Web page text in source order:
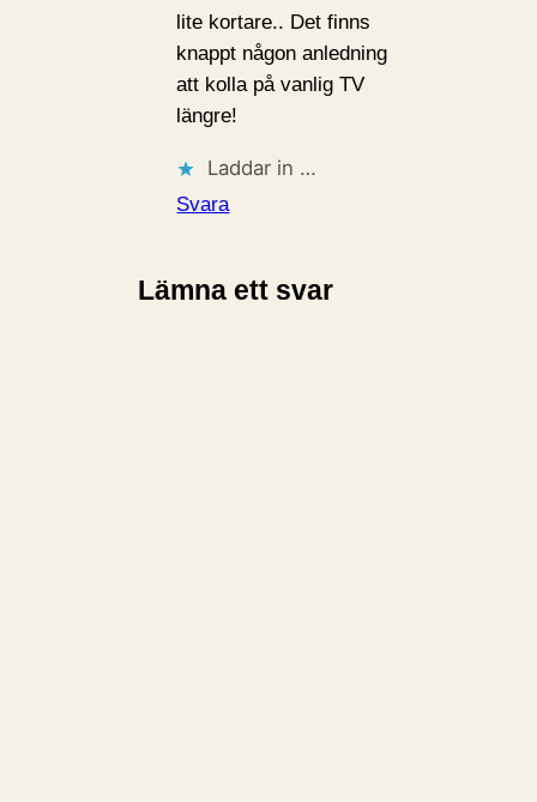
lite kortare.. Det finns
knappt någon anledning
att kolla på vanlig TV
längre!
Laddar in …
Svara
Lämna ett svar